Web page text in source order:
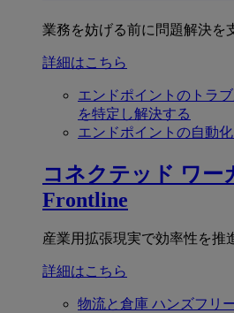
業務を妨げる前に問題解決を
詳細はこちら
エンドポイントのトラ
を特定し解決する
エンドポイントの自動化
コネクテッド ワー
Frontline
産業用拡張現実で効率性を推
詳細はこちら
物流と倉庫 ハンズフリ